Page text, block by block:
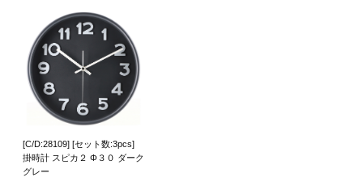
[C/D:28109] [セット数:3pcs]
掛時計 スピカ２ Φ３０ ダーク
グレー